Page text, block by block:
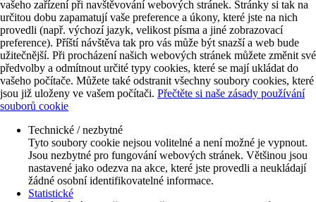
vašeho zařízení při navštěvování webových stránek. Stránky si tak na
určitou dobu zapamatují vaše preference a úkony, které jste na nich
provedli (např. výchozí jazyk, velikost písma a jiné zobrazovací
preference). Příští návštěva tak pro vás může být snazší a web bude
užitečnější. Při procházení našich webových stránek můžete změnit své
předvolby a odmítnout určité typy cookies, které se mají ukládat do
vašeho počítače. Můžete také odstranit všechny soubory cookies, které
jsou již uloženy ve vašem počítači. Přečtěte si naše zásady používání
souborů cookie
Technické / nezbytné
Tyto soubory cookie nejsou volitelné a není možné je vypnout.
Jsou nezbytné pro fungování webových stránek. Většinou jsou
nastavené jako odezva na akce, které jste provedli a neukládají
žádné osobní identifikovatelné informace.
Statistické